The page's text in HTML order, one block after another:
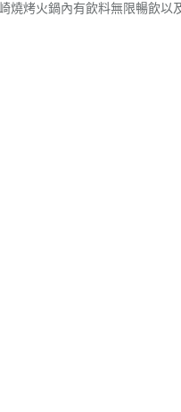
燒烤火鍋內有飲料無限暢飲以